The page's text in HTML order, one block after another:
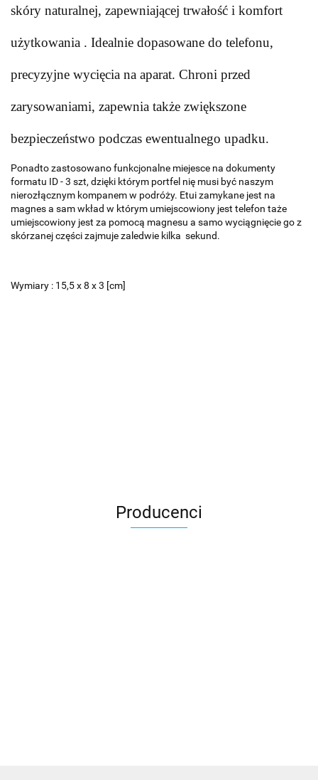
skóry naturalnej, zapewniającej trwałość i komfort
użytkowania . Idealnie dopasowane do telefonu,
precyzyjne wycięcia na aparat. Chroni przed
zarysowaniami, zapewnia także zwiększone
bezpieczeństwo podczas ewentualnego upadku.
Ponadto zastosowano funkcjonalne miejesce na dokumenty
formatu ID - 3 szt, dzięki którym portfel nię musi być naszym
nierozłącznym kompanem w podróży. Etui zamykane jest na
magnes a sam wkład w którym umiejscowiony jest telefon taże
umiejscowiony jest za pomocą magnesu a samo wyciągnięcie go z
skórzanej części zajmuje zaledwie kilka sekund.
Wymiary : 15,5 x 8 x 3 [cm]
Producenci